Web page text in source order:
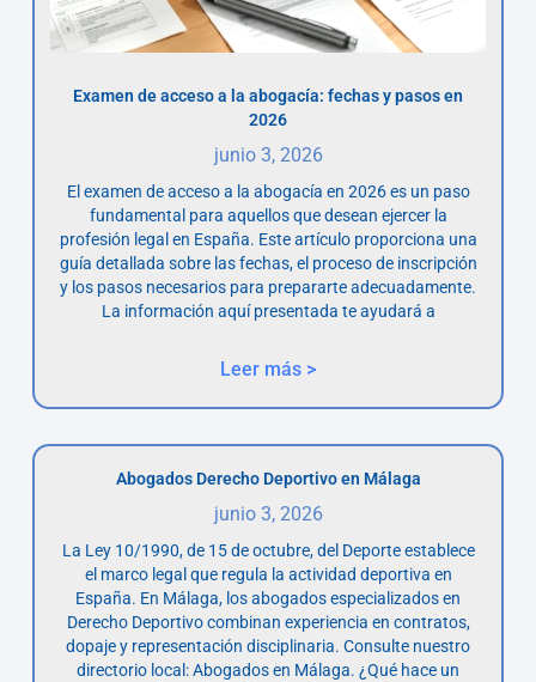
Examen de acceso a la abogacía: fechas y pasos en
2026
junio 3, 2026
El examen de acceso a la abogacía en 2026 es un paso
fundamental para aquellos que desean ejercer la
profesión legal en España. Este artículo proporciona una
guía detallada sobre las fechas, el proceso de inscripción
y los pasos necesarios para prepararte adecuadamente.
La información aquí presentada te ayudará a
Leer más >
Abogados Derecho Deportivo en Málaga
junio 3, 2026
La Ley 10/1990, de 15 de octubre, del Deporte establece
el marco legal que regula la actividad deportiva en
España. En Málaga, los abogados especializados en
Derecho Deportivo combinan experiencia en contratos,
dopaje y representación disciplinaria. Consulte nuestro
directorio local: Abogados en Málaga. ¿Qué hace un